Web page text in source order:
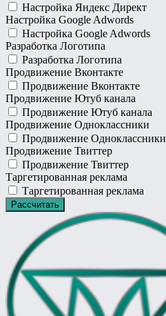
Настройка Яндекс Директ
Настройка Google Adwords
Настройка Google Adwords
Разработка Логотипа
Разработка Логотипа
Продвижение Вконтакте
Продвижение Вконтакте
Продвижение Ютуб канала
Продвижение Ютуб канала
Продвижение Одноклассники
Продвижение Одноклассники
Продвижение Твиттер
Продвижение Твиттер
Таргетированная реклама
Таргетированная реклама